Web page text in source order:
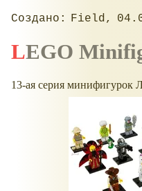
Field
LEGO
13-ая серия минифигурок